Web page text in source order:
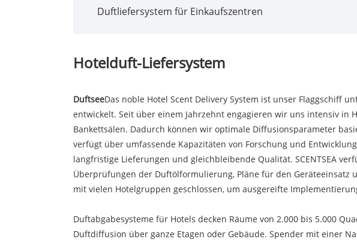
Duftliefersystem für Einkaufszentren
Hotelduft-Liefersystem
DuftseeDas noble Hotel Scent Delivery System ist unser Flaggschiff
entwickelt. Seit über einem Jahrzehnt engagieren wir uns intensiv
Bankettsälen. Dadurch können wir optimale Diffusionsparameter
verfügt über umfassende Kapazitäten von Forschung und
langfristige Lieferungen und gleichbleibende Qualität. SCENTSEA
Überprüfungen der Duftölformulierung, Pläne für den Geräteeinsatz
mit vielen Hotelgruppen geschlossen, um ausgereifte
Duftabgabesysteme für Hotels decken Räume von 2.000 bis 5.000
Duftdiffusion über ganze Etagen oder Gebäude. Spender mit einer